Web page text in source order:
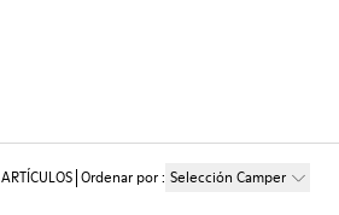
ARTÍCULOS Ordenar por: Selección Camper